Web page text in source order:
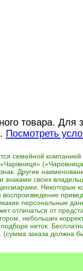
товара. Для
Посмотреть
семейной компанией
Другие
знаками своих
Некоторые
персональные
отличаться от
небольших
ниток.
(сумма заказа должна